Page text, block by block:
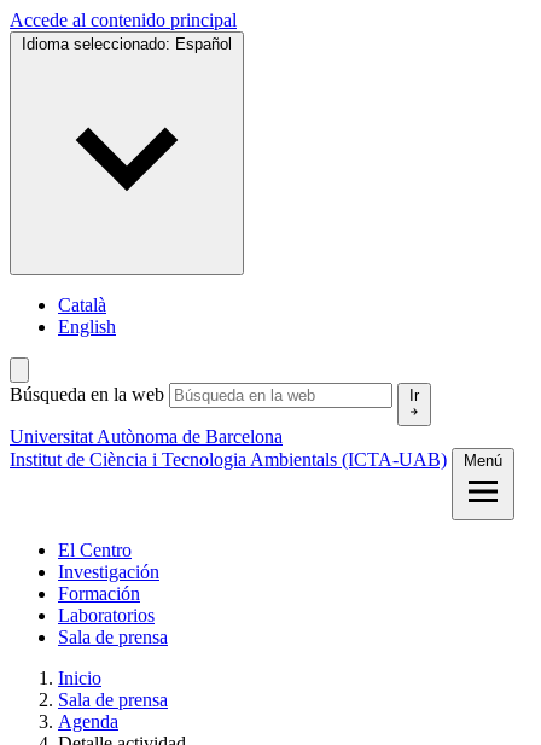
Accede al contenido principal
Idioma seleccionado: Español
Català
English
Búsqueda en la web Ir
Universitat Autònoma de Barcelona
Institut de Ciència i Tecnologia Ambientals (ICTA-UAB)
Menú
El Centro
Investigación
Formación
Laboratorios
Sala de prensa
Inicio
Sala de prensa
Agenda